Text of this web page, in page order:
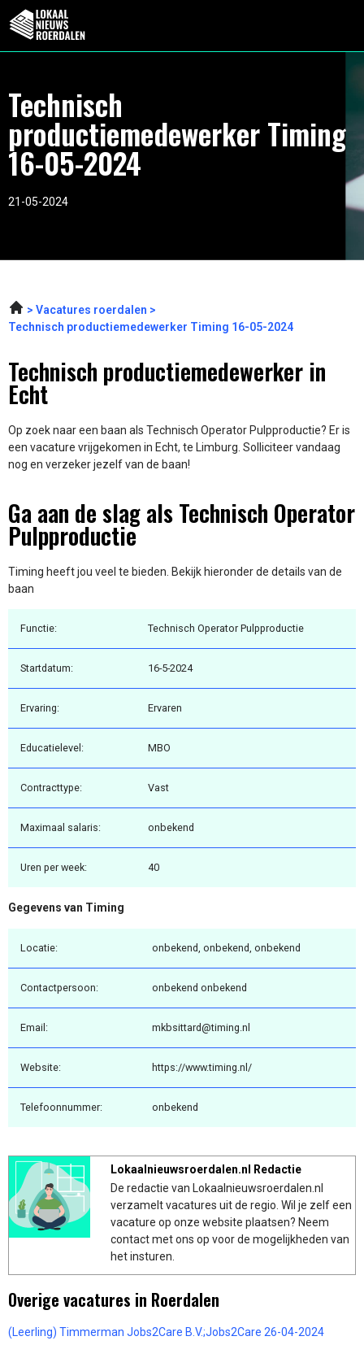
Technisch
productiemedewerker Timing
16-05-2024
21-05-2024
Vacatures roerdalen
Technisch productiemedewerker Timing 16-05-2024
Technisch productiemedewerker in
Echt
Op zoek naar een baan als Technisch Operator Pulpproductie? Er is
een vacature vrijgekomen in Echt, te Limburg. Solliciteer vandaag
nog en verzeker jezelf van de baan!
Ga aan de slag als Technisch Operator
Pulpproductie
Timing heeft jou veel te bieden. Bekijk hieronder de details van de
baan
Functie: Technisch Operator Pulpproductie
Startdatum: 16-5-2024
Ervaring: Ervaren
Educatielevel: MBO
Contracttype: Vast
Maximaal salaris: onbekend
Uren per week: 40
Gegevens van Timing
Locatie: onbekend, onbekend, onbekend
Contactpersoon: onbekend onbekend
Email: mkbsittard@timing.nl
Website: https://www.timing.nl/
Telefoonnummer: onbekend
Lokaalnieuwsroerdalen.nl Redactie
De redactie van Lokaalnieuwsroerdalen.nl
verzamelt vacatures uit de regio. Wil je zelf een
vacature op onze website plaatsen? Neem
contact met ons op voor de mogelijkheden van
het insturen.
Overige vacatures in Roerdalen
(Leerling) Timmerman Jobs2Care B.V.;Jobs2Care 26-04-2024